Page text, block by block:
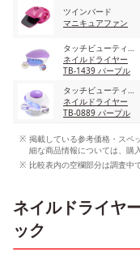
ツインバード
マニキュアファン
タッチビューティジ
ャパン
ネイルドライヤー
TB-1439 パープル
タッチビューティジ
ャパン
ネイルドライヤー
TB-0889 パープル
掲載している参考価格・スペ
細な商品情報については、購
比較表内の空欄部分は調査中で
ネイルドライヤ
ック